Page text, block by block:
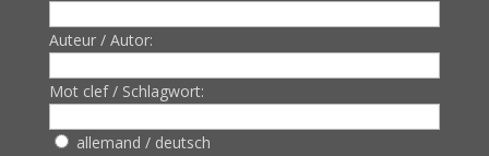
Auteur / Autor:
Mot clef / Schlagwort:
allemand / deutsch